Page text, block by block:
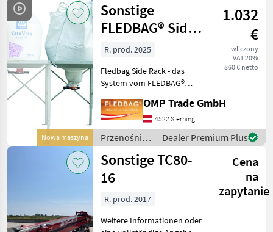
Kategoria 3 Kraj Filtry
AKTUALNA
ŚCIEŻKA
technika
rolnicza
Przenosniki
Urzadzenia
Dozujace
Agrar
2
Zresetuj
Pokaż 18
wyników
Nowa maszyna
Sonstige
FLEDBAG® Side
Rack Halterung
1.032
€
wliczony
VAT 20%
860 € netto
R. prod. 2025
Fledbag Side Rack - das
System vom FLEDBAG®
- jederzeit mit dem
FLEDBAG®-Entleerer
verwendbar Sie stellen den
Big Bag auf das Fledbag Ra
OMP Trade GmbH
4522 Sierning
Przenośniki
/ Sonstige
Dealer Premium Plus
Sonstige TC80-
16
Cena
na
zapytanie
R. prod. 2017
Weitere Informationen oder